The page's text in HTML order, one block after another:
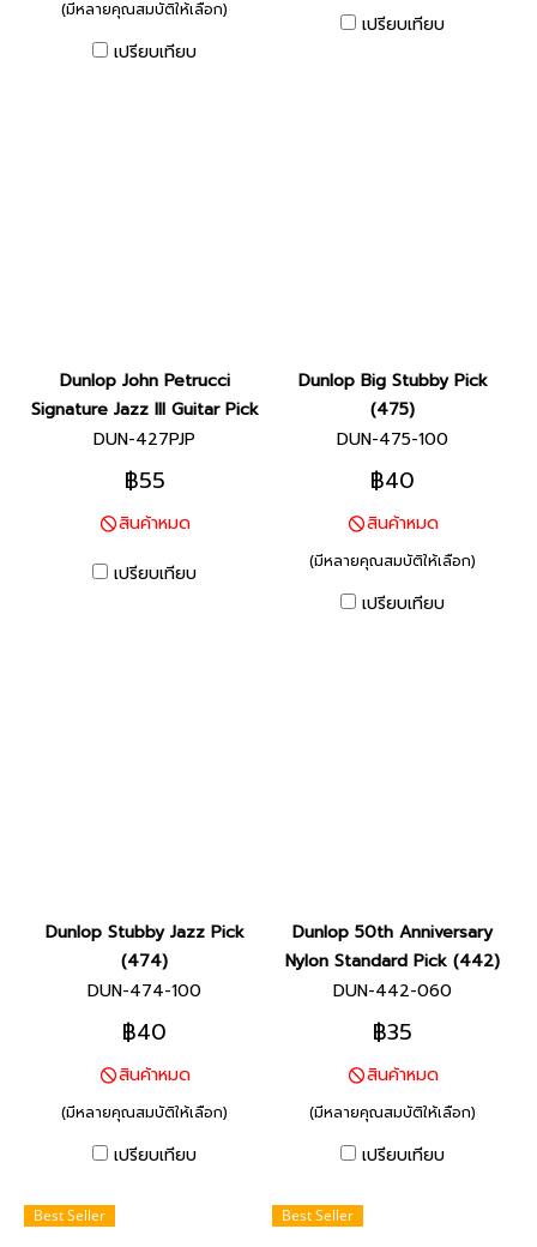
(มีหลายคุณสมบัติให้เลือก)
เปรียบเทียบ
เปรียบเทียบ
Dunlop John Petrucci
Signature Jazz III Guitar Pick
DUN-427PJP
฿55
สินค้าหมด
เปรียบเทียบ
Dunlop Big Stubby Pick
(475)
DUN-475-100
฿40
สินค้าหมด
(มีหลายคุณสมบัติให้เลือก)
เปรียบเทียบ
Dunlop Stubby Jazz Pick
(474)
DUN-474-100
฿40
สินค้าหมด
(มีหลายคุณสมบัติให้เลือก)
เปรียบเทียบ
Dunlop 50th Anniversary
Nylon Standard Pick (442)
DUN-442-060
฿35
สินค้าหมด
(มีหลายคุณสมบัติให้เลือก)
เปรียบเทียบ
Best Seller Best Seller